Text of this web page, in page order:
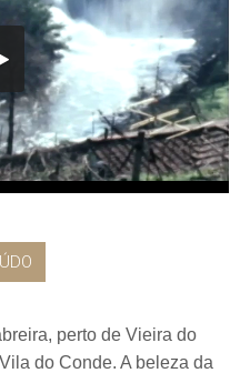
perto de Vieira do
do Conde. A beleza da